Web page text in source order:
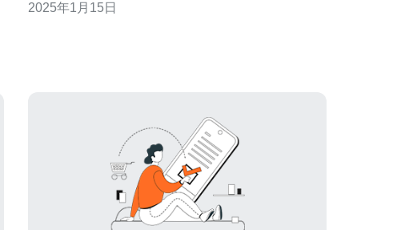
最大优势在于其强大的防御能力。它能够抵挡高达
2025年1月15日